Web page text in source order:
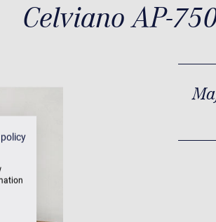
Celviano AP-